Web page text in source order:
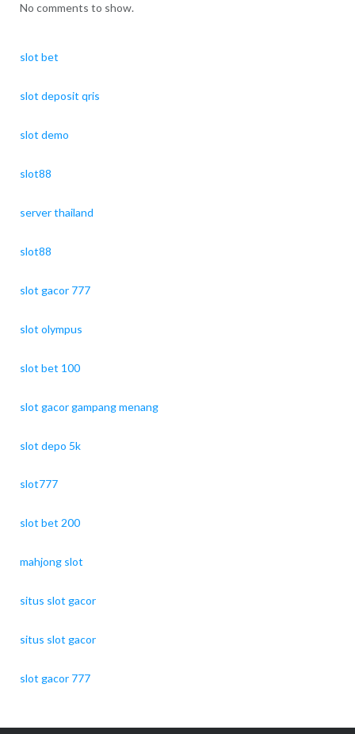
No comments to show.
slot bet
slot deposit qris
slot demo
slot88
server thailand
slot88
slot gacor 777
slot olympus
slot bet 100
slot gacor gampang menang
slot depo 5k
slot777
slot bet 200
mahjong slot
situs slot gacor
situs slot gacor
slot gacor 777